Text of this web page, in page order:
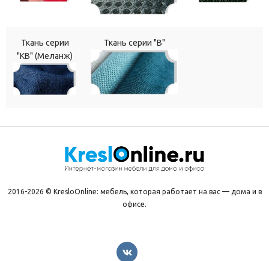
Ткань серии
"КВ" (Меланж)
Ткань серии "В"
2016-2026 © KresloOnline: мебель, которая работает на вас — дома и в
офисе.